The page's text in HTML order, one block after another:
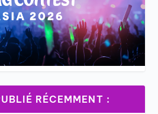
RÉCEMMENT :